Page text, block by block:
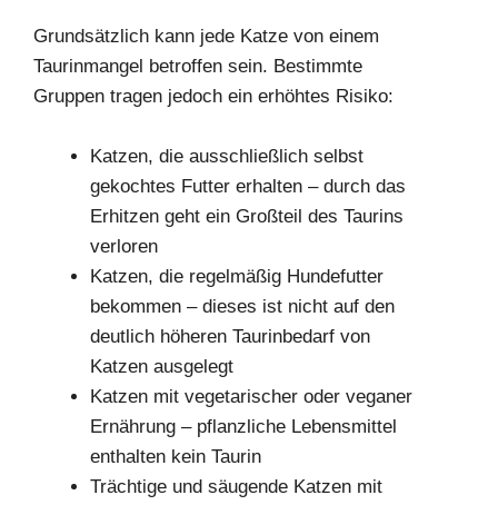
Grundsätzlich kann jede Katze von einem
Taurinmangel betroffen sein. Bestimmte
Gruppen tragen jedoch ein erhöhtes Risiko:
Katzen, die ausschließlich selbst
gekochtes Futter erhalten – durch das
Erhitzen geht ein Großteil des Taurins
verloren
Katzen, die regelmäßig Hundefutter
bekommen – dieses ist nicht auf den
deutlich höheren Taurinbedarf von
Katzen ausgelegt
Katzen mit vegetarischer oder veganer
Ernährung – pflanzliche Lebensmittel
enthalten kein Taurin
Trächtige und säugende Katzen mit